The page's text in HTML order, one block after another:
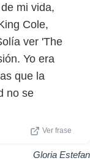
mi vida,
Cole,
ver 'The
Yo era
que la
no se
Ver frase
Gloria Estefan